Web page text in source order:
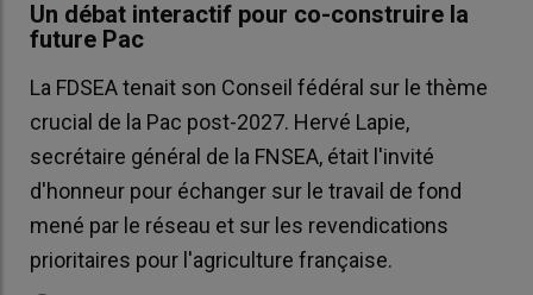
Un débat interactif pour co-construire la
future Pac
La FDSEA tenait son Conseil fédéral sur le thème
crucial de la Pac post-2027. Hervé Lapie,
secrétaire général de la FNSEA, était l'invité
d'honneur pour échanger sur le travail de fond
mené par le réseau et sur les revendications
prioritaires pour l'agriculture française.